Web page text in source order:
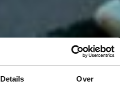
Details Over